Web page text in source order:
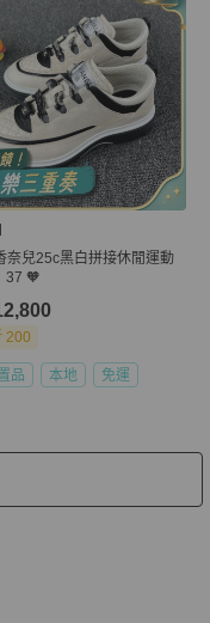
奈兒25c黑白拼接休閒運動
37 🧡
200
品 本地 免運